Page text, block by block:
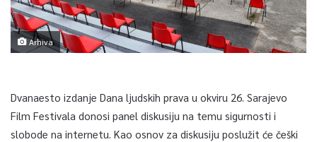
Arhiva
Dvanaesto izdanje Dana ljudskih prava u okviru 26. Sarajevo
Film Festivala donosi panel diskusiju na temu sigurnosti i
slobode na internetu. Kao osnov za diskusiju poslužit će češki